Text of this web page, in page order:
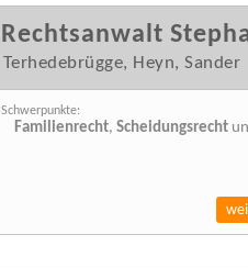
Rechtsanwalt
Terhedebrügge, Heyn, Sander
Schwerpunkte:
Familienrecht,Scheidungsrecht